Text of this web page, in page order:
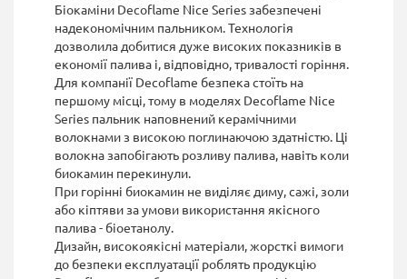
Біокаміни Decoflame Nice Series забезпечені
надекономічним пальником. Технологія
дозволила добитися дуже високих показників в
економії палива і, відповідно, тривалості горіння.
Для компанії Decoflame безпека стоїть на
першому місці, тому в моделях Decoflame Nice
Series пальник наповнений керамічними
волокнами з високою поглинаючою здатністю. Ці
волокна запобігають розливу палива, навіть коли
биокамин перекинули.
При горінні биокамин не виділяє диму, сажі, золи
або кіптяви за умови використання якісного
палива - біоетанолу.
Дизайн, високоякісні матеріали, жорсткі вимоги
до безпеки експлуатації роблять продукцію